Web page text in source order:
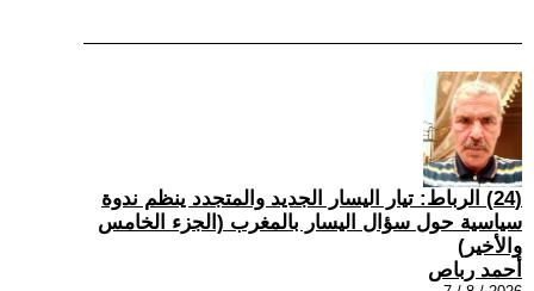
(24) الرباط: تيار اليسار الجديد والمتجدد ينظم ندوة
سياسية حول سؤال اليسار بالمغرب (الجزء الخامس
والأخير)
أحمد رباص